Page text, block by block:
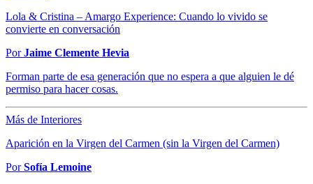
Lola & Cristina – Amargo Experience: Cuando lo vivido se
convierte en conversación
PorJaime Clemente Hevia
Forman parte de esa generación que no espera a que alguien le dé
permiso para hacer cosas.
Más de Interiores
Aparición en la Virgen del Carmen (sin la Virgen del Carmen)
PorSofía Lemoine